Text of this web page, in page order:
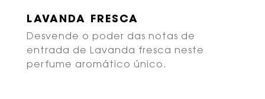
LAVANDA FRESCA
Desvende o poder das notas de
entrada de Lavanda fresca neste
perfume aromático único.